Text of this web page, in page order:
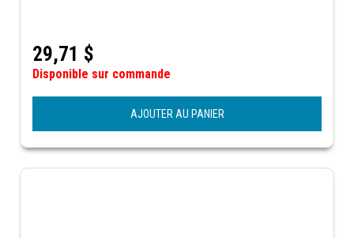
29,71 $
Disponible sur commande
AJOUTER AU PANIER